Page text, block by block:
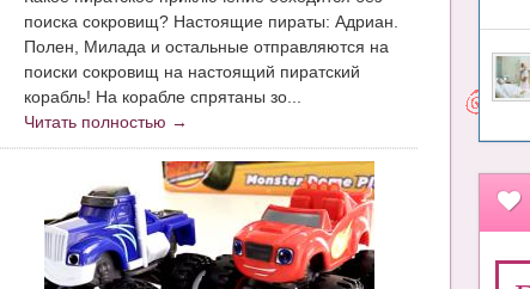
поиска сокровищ? Настоящие пираты: Адриан.
Полен, Милада и остальные отправляются на
поиски сокровищ на настоящий пиратский
корабль! На корабле спрятаны зо...
Читать полностью →